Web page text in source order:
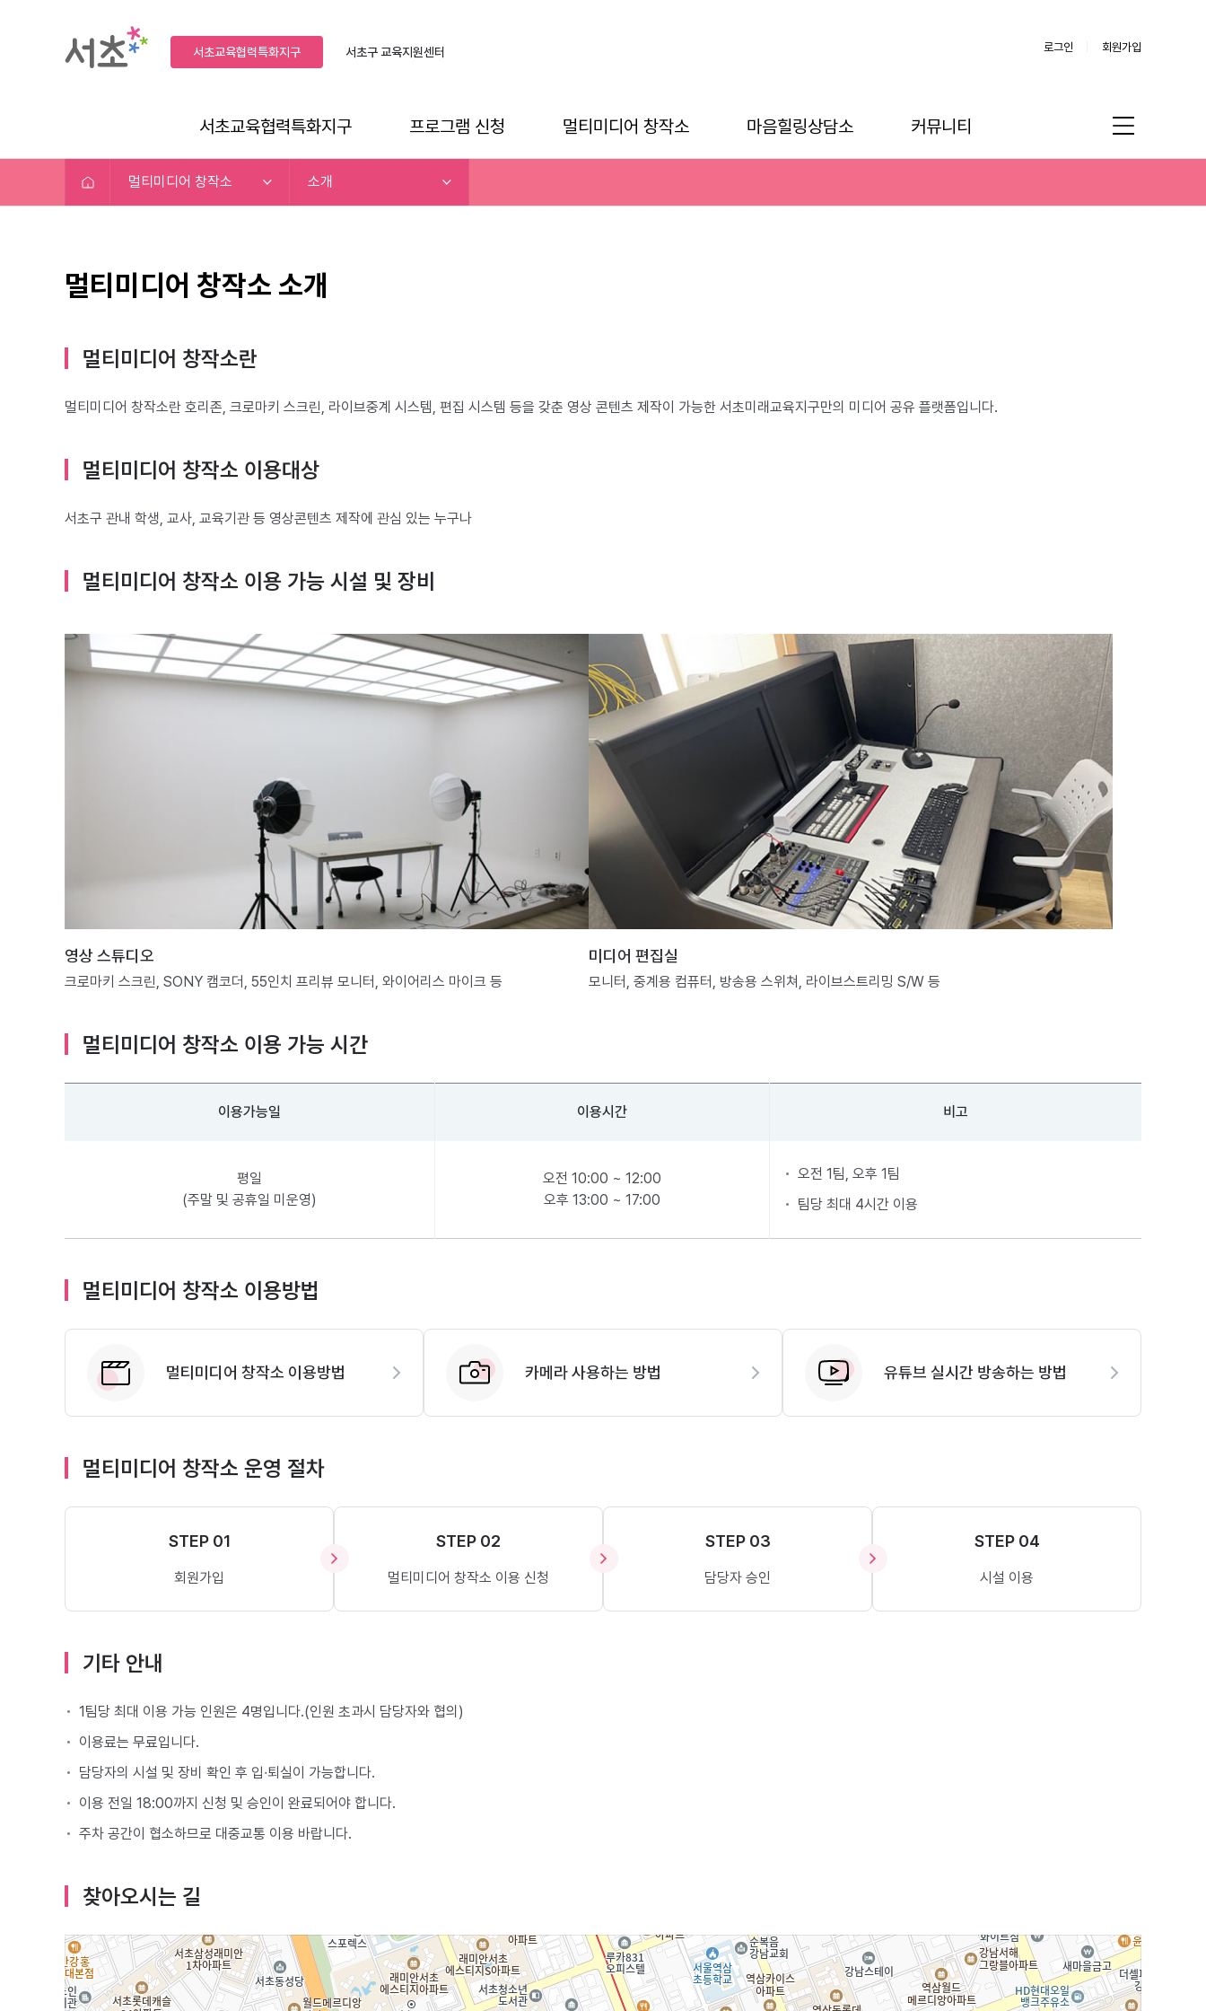
서초교육협력특화지구 서초구교육지원센터 로그인 회원가입
서초교육협력특화지구 프로그램 신청 멀티미디어 창작소 마음힐링상담소 커뮤니티
멀티미디어 창작소 소개
멀티미디어 창작소 소개
멀티미디어 창작소란
멀티미디어 창작소란 호리존, 크로마키 스크린, 라이브중계 시스템, 편집 시스템 등을 갖춘 영상 콘텐츠 제작이 가능한 서초미래교육지구만의 미디어 공유 플랫폼입니다.
멀티미디어 창작소 이용대상
서초구 관내 학생, 교사, 교육기관 등 영상콘텐츠 제작에 관심 있는 누구나
멀티미디어 창작소 이용 가능 시설 및 장비
영상 스튜디오
크로마키 스크린, SONY 캠코더, 55인치 프리뷰 모니터, 와이어리스 마이크 등
미디어 편집실
모니터, 중계용 컴퓨터, 방송용 스위쳐, 라이브스트리밍 S/W 등
멀티미디어 창작소 이용 가능 시간
이용가능일 이용시간 비고
평일
(주말 및 공휴일 미운영)
오전 10:00 ~ 12:00
오후 13:00 ~ 17:00
오전 1팀, 오후 1팀
팀당 최대 4시간 이용
멀티미디어 창작소 이용방법
멀티미디어 창작소 이용방법 카메라 사용하는 방법 유튜브 실시간 방송하는 방법
멀티미디어 창작소 운영 절차
STEP 01
회원가입
STEP 02
멀티미디어 창작소 이용 신청
STEP 03
담당자 승인
STEP 04
시설 이용
기타 안내
1팀당 최대 이용 가능 인원은 4명입니다.(인원 초과시 담당자와 협의)
이용료는 무료입니다.
담당자의 시설 및 장비 확인 후 입∙퇴실이 가능합니다.
이용 전일 18:00까지 신청 및 승인이 완료되어야 합니다.
주차 공간이 협소하므로 대중교통 이용 바랍니다.
찾아오시는 길